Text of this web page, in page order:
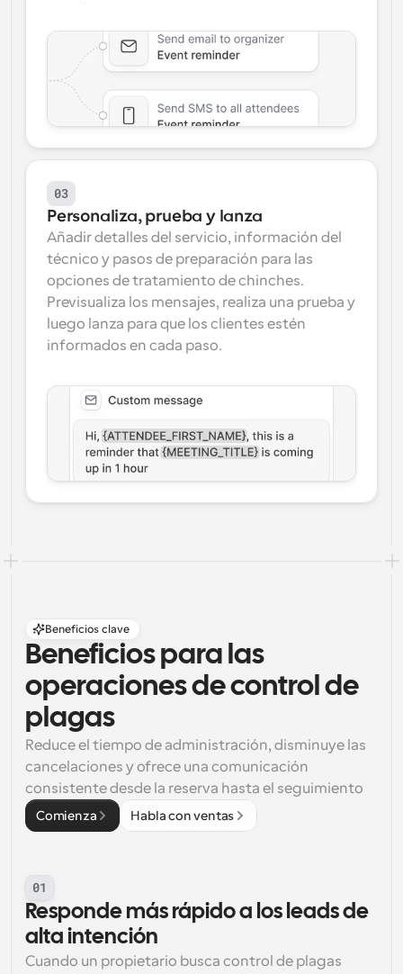
03
Personaliza, prueba y lanza
Añadir detalles del servicio, información del
técnico y pasos de preparación para las
opciones de tratamiento de chinches.
Previsualiza los mensajes, realiza una prueba y
luego lanza para que los clientes estén
informados en cada paso.
Beneficios clave
Beneficios para las
operaciones de control de
plagas
Reduce el tiempo de administración, disminuye las
cancelaciones y ofrece una comunicación
consistente desde la reserva hasta el seguimiento
Comienza Habla con ventas
01
Responde más rápido a los leads de
alta intención
Cuando un propietario busca control de plagas